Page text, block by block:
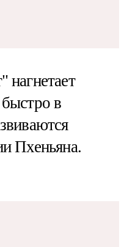
в
Пхеньяна.